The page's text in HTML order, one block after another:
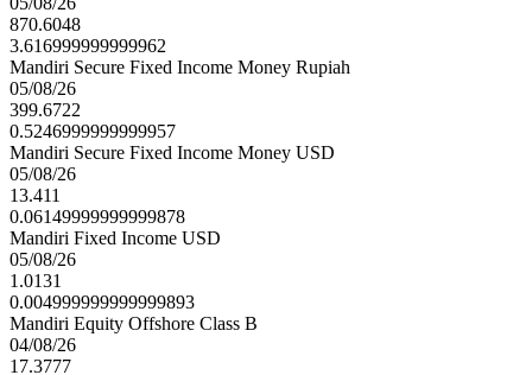
870.6048
3.616999999999962
Mandiri Secure Fixed Income Money Rupiah
05/08/26
399.6722
0.5246999999999957
Mandiri Secure Fixed Income Money USD
05/08/26
13.411
0.06149999999999878
Mandiri Fixed Income USD
05/08/26
1.0131
0.004999999999999893
Mandiri Equity Offshore Class B
04/08/26
17.3777